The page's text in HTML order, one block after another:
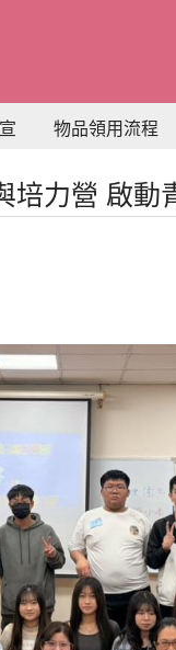
物品領用流程
培力營 啟動